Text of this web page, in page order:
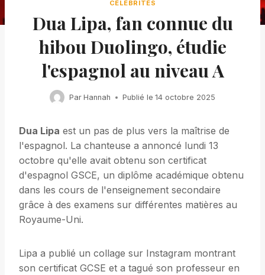
CÉLÉBRITÉS
Dua Lipa, fan connue du
hibou Duolingo, étudie
l'espagnol au niveau A
Par Hannah Publié le 14 octobre 2025
Dua Lipa est un pas de plus vers la maîtrise de
l'espagnol. La chanteuse a annoncé lundi 13
octobre qu'elle avait obtenu son certificat
d'espagnol GSCE, un diplôme académique obtenu
dans les cours de l'enseignement secondaire
grâce à des examens sur différentes matières au
Royaume-Uni.
Lipa a publié un collage sur Instagram montrant
son certificat GCSE et a tagué son professeur en